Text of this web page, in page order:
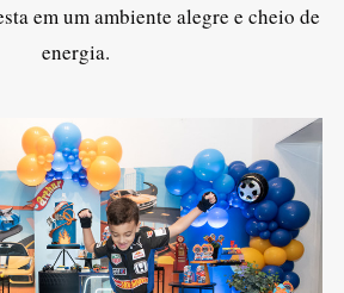
em um ambiente alegre e cheio de
energia.